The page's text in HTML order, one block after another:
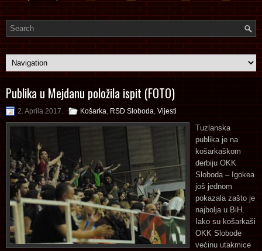
Publika u Mejdanu položila ispit (FOTO)
2. Aprila 2017. Košarka RSD Sloboda Vijesti
Tuzlanska
publika je na
košarkaškom
derbiju OKK
Sloboda – Igokea
još jednom
pokazala zašto je
najbolja u BiH.
Iako su košarkaši
OKK Slobode
većinu utakmice